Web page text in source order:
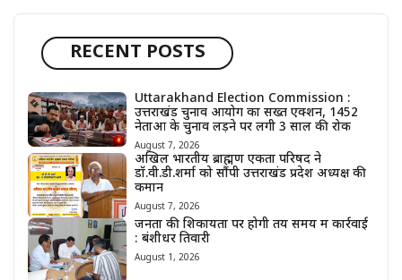
RECENT POSTS
Uttarakhand Election Commission :
उत्तराखंड चुनाव आयोग का सख्त एक्शन, 1452
नेताओं के चुनाव लड़ने पर लगी 3 साल की रोक
August 7, 2026
अखिल भारतीय ब्राह्मण एकता परिषद ने
डॉ.वी.डी.शर्मा को सौंपी उत्तराखंड प्रदेश अध्यक्ष की
कमान
August 7, 2026
जनता की शिकायतों पर होगी तय समय में कार्रवाई
: बंशीधर तिवारी
August 1, 2026